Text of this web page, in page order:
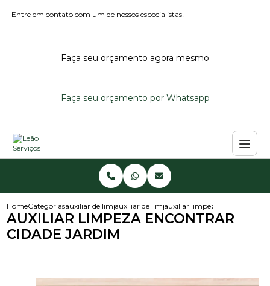
Entre em contato com um de nossos especialistas!
Faça seu orçamento agora mesmo
Faça seu orçamento por Whatsapp
HomeCategoriasauxiliar de limpezaauxiliar de limpeza escolaauxiliar limpeza encontrar
AUXILIAR LIMPEZA ENCONTRAR
CIDADE JARDIM